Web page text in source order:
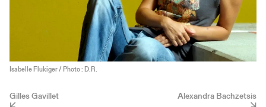
Isabelle Flukiger / Photo : D.R.
Gilles Gavillet Alexandra Bachzetsis